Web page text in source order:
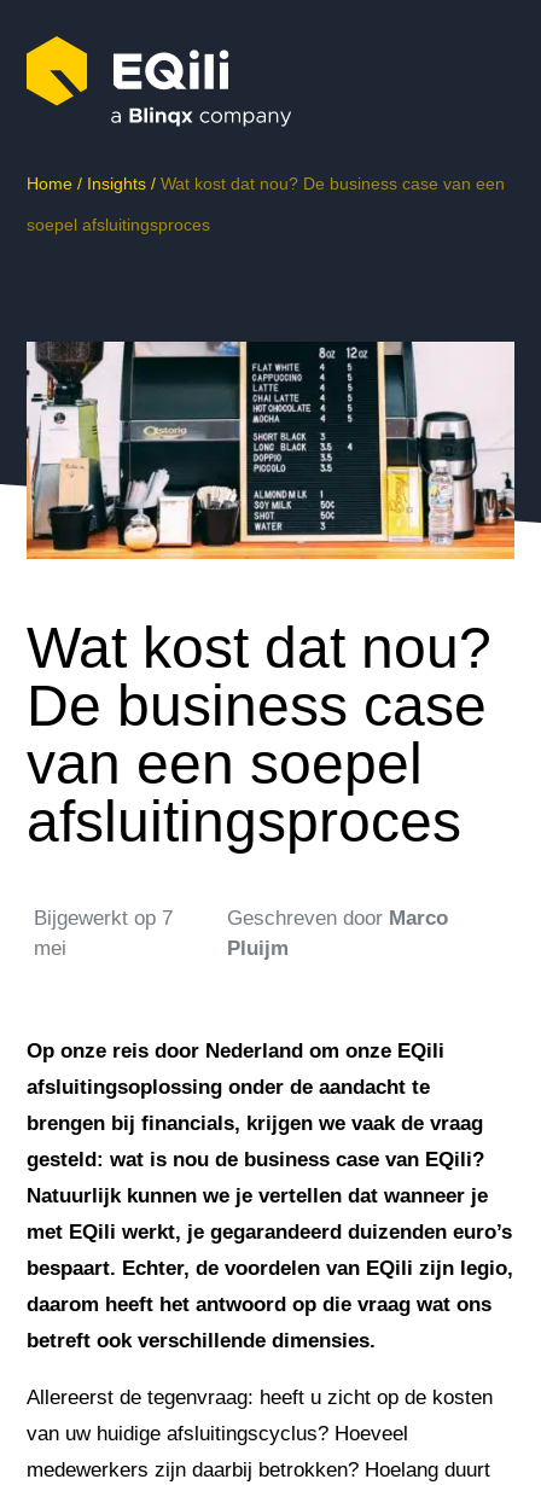
Home / Insights /Wat kost dat nou? De business case van een
soepel afsluitingsproces
Wat kost dat nou?
De business case
van een soepel
afsluitingsproces
Bijgewerkt op 7
mei
Geschreven door Marco
Pluijm
Op onze reis door Nederland om onze EQili
afsluitingsoplossing onder de aandacht te
brengen bij financials, krijgen we vaak de vraag
gesteld: wat is nou de business case van EQili?
Natuurlijk kunnen we je vertellen dat wanneer je
met EQili werkt, je gegarandeerd duizenden euro’s
bespaart. Echter, de voordelen van EQili zijn legio,
daarom heeft het antwoord op die vraag wat ons
betreft ook verschillende dimensies.
Allereerst de tegenvraag: heeft u zicht op de kosten
van uw huidige afsluitingscyclus? Hoeveel
medewerkers zijn daarbij betrokken? Hoelang duurt